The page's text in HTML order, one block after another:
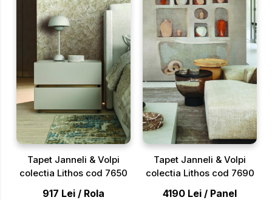
Tapet Janneli & Volpi
colectia Lithos cod 7650
917 Lei / Rola
Tapet Janneli & Volpi
colectia Lithos cod 7690
4190 Lei / Panel